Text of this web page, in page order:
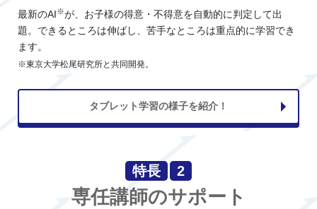
最新のAI※が、お子様の得意・不得意を自動的に判定して出
題。できるところは伸ばし、苦手なところは重点的に学習でき
ます。
※東京大学松尾研究所と共同開発。
タブレット学習の様子を紹介！
特長 2
専任講師のサポート